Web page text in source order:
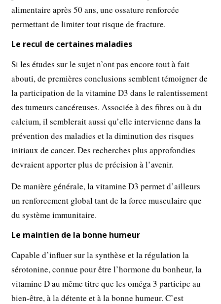
alimentaire après 50 ans, une ossature renforcée
permettant de limiter tout risque de fracture.
Le recul de certaines maladies
Si les études sur le sujet n’ont pas encore tout à fait
abouti, de premières conclusions semblent témoigner de
la participation de la vitamine D3 dans le ralentissement
des tumeurs cancéreuses. Associée à des fibres ou à du
calcium, il semblerait aussi qu’elle intervienne dans la
prévention des maladies et la diminution des risques
initiaux de cancer. Des recherches plus approfondies
devraient apporter plus de précision à l’avenir.
De manière générale, la vitamine D3 permet d’ailleurs
un renforcement global tant de la force musculaire que
du système immunitaire.
Le maintien de la bonne humeur
Capable d’influer sur la synthèse et la régulation la
sérotonine, connue pour être l’hormone du bonheur, la
vitamine D au même titre que les oméga 3 participe au
bien-être, à la détente et à la bonne humeur. C’est